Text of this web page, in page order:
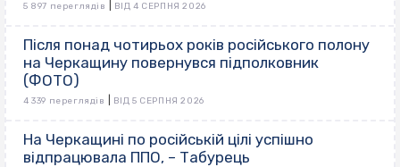
5 897 переглядів ВІД 4 СЕРПНЯ 2026
Після понад чотирьох років російського полону
на Черкащину повернувся підполковник
(ФОТО)
4 339 переглядів ВІД 5 СЕРПНЯ 2026
На Черкащині по російській цілі успішно
відпрацювала ППО, – Табурець